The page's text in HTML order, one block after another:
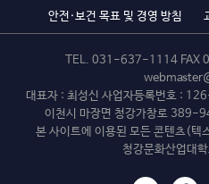
안전·보건 목표 및 경영 방침
TEL. 031-637-1114 FAX
대표자 : 최성신 사업자등록번호 :
이천시 마장면 청강가창로 389-
본 사이트에 이용된 모든 콘텐츠(텍
청강문화산업대